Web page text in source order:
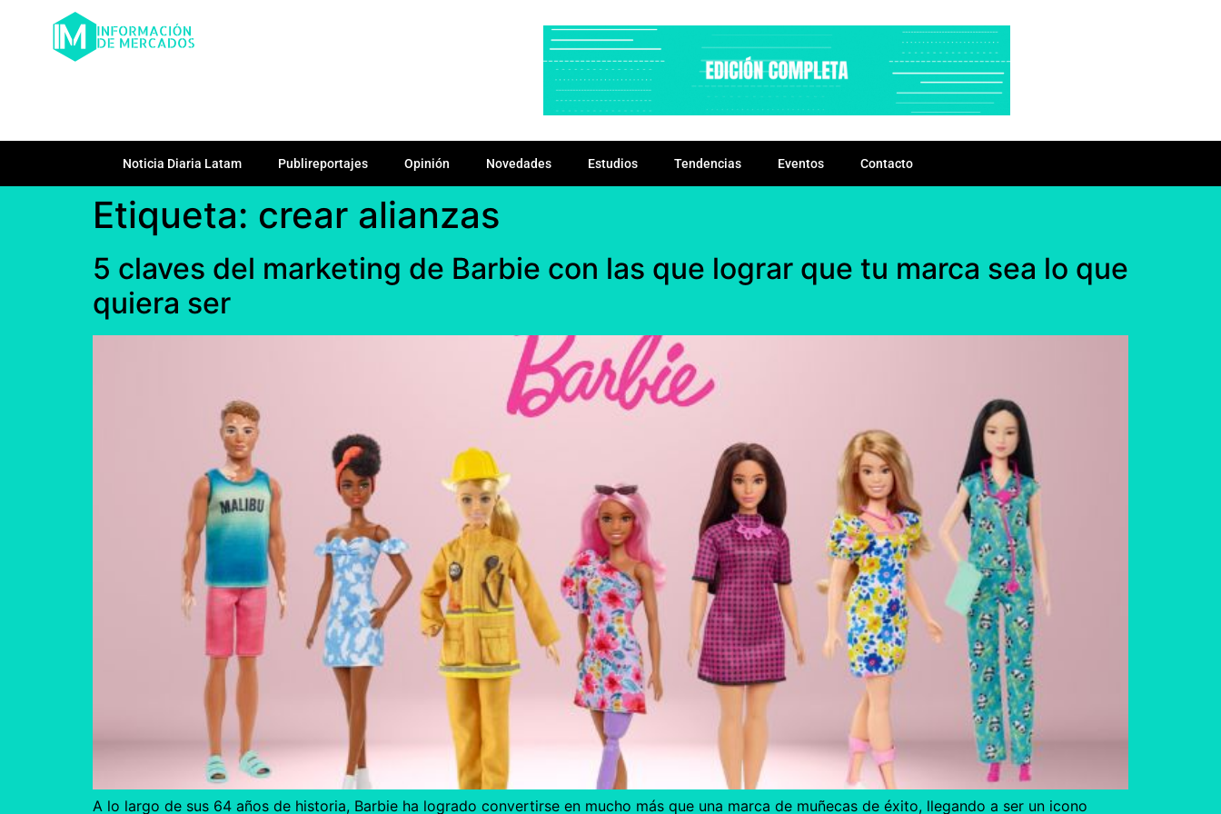
Noticia Diaria Latam Publireportajes Opinión Novedades Estudios Tendencias Eventos Contacto
Etiqueta: crear alianzas
5 claves del marketing de Barbie con las que lograr que tu marca sea lo que
quiera ser
A lo largo de sus 64 años de historia, Barbie ha logrado convertirse en mucho más que una marca de muñecas de éxito, llegando a ser un icono